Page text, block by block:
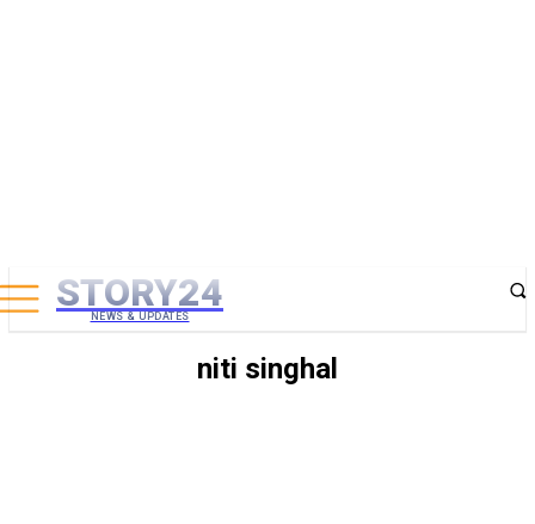
STORY24
NEWS & UPDATES
niti singhal